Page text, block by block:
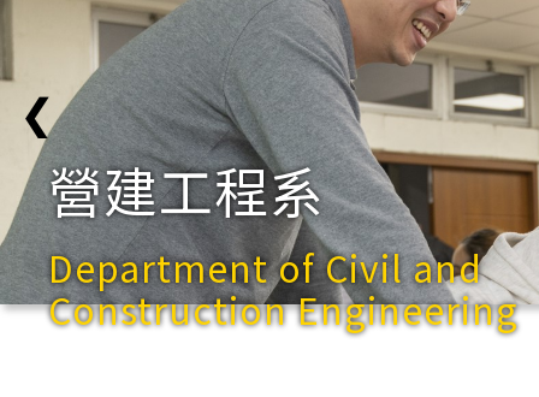
營建工程系
Department of Civil and
Construction Engineering
❮